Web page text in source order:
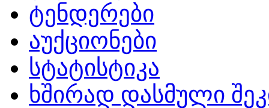
ტენდერები
აუქციონები
სტატისტიკა
ხშირად დასმული